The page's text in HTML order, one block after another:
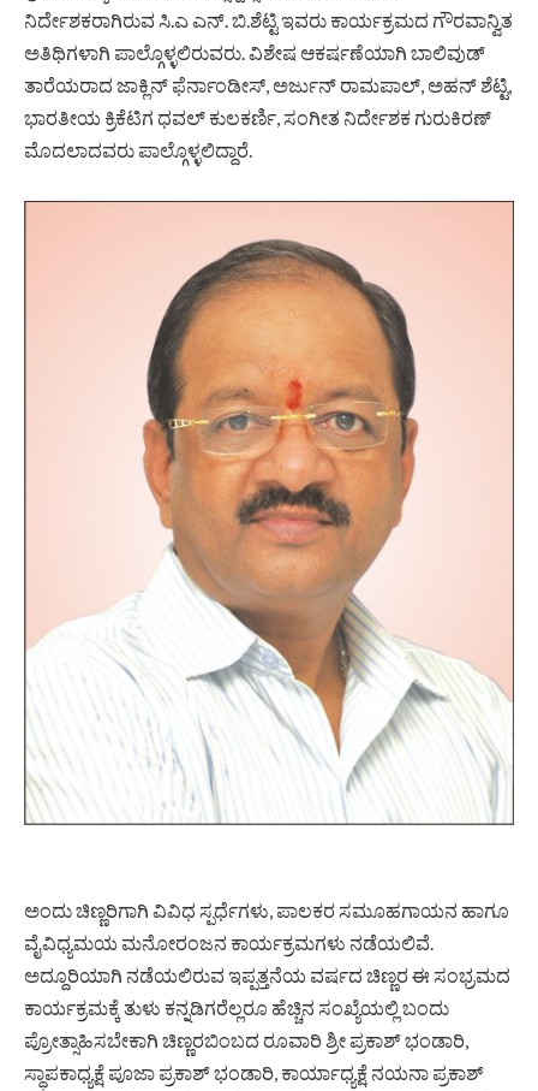
ನಿರ್ದೇಶಕರಾಗಿರುವ ಸಿ.ಎ ಎನ್. ಬಿ.ಶೆಟ್ಟಿ ಇವರು ಕಾರ್ಯಕ್ರಮದ ಗೌರವಾನ್ವಿತ
ಅತಿಥಿಗಳಾಗಿ ಪಾಲ್ಗೊಳ್ಳಲಿರುವರು. ವಿಶೇಷ ಆಕರ್ಷಣೆಯಾಗಿ ಬಾಲಿವುಡ್
ತಾರೆಯರಾದ ಜಾಕ್ಲಿನ್ ಫೆರ್ನಾಂಡೀಸ್, ಅರ್ಜುನ್ ರಾಮಪಾಲ್, ಅಹನ್ ಶೆಟ್ಟಿ,
ಭಾರತೀಯ ಕ್ರಿಕೆಟಿಗ ಧವಲ್ ಕುಲಕರ್ಣಿ, ಸಂಗೀತ ನಿರ್ದೇಶಕ ಗುರುಕಿರಣ್
ಮೊದಲಾದವರು ಪಾಲ್ಗೊಳ್ಳಲಿದ್ದಾರೆ.
ಅಂದು ಚಿಣ್ಣರಿಗಾಗಿ ವಿವಿಧ ಸ್ಪರ್ಧೆಗಳು, ಪಾಲಕರ ಸಮೂಹಗಾಯನ ಹಾಗೂ
ವೈವಿಧ್ಯಮಯ ಮನೋರಂಜನ ಕಾರ್ಯಕ್ರಮಗಳು ನಡೆಯಲಿವೆ.
ಅದ್ದೂರಿಯಾಗಿ ನಡೆಯಲಿರುವ ಇಪ್ಪತ್ತನೆಯ ವರ್ಷದ ಚಿಣ್ಣರ ಈ ಸಂಭ್ರಮದ
ಕಾರ್ಯಕ್ರಮಕ್ಕೆ ತುಳು ಕನ್ನಡಿಗರೆಲ್ಲರೂ ಹೆಚ್ಚಿನ ಸಂಖ್ಯೆಯಲ್ಲಿ ಬಂದು
ಪ್ರೋತ್ಸಾಹಿಸಬೇಕಾಗಿ ಚಿಣ್ಣರಬಿಂಬದ ರೂವಾರಿ ಶ್ರೀ ಪ್ರಕಾಶ್ ಭಂಡಾರಿ,
ಸ್ಥಾಪಕಾಧ್ಯಕ್ಷೆ ಪೂಜಾ ಪ್ರಕಾಶ್ ಭಂಡಾರಿ, ಕಾರ್ಯಾಧ್ಯಕ್ಷೆ ನಯನಾ ಪ್ರಕಾಶ್